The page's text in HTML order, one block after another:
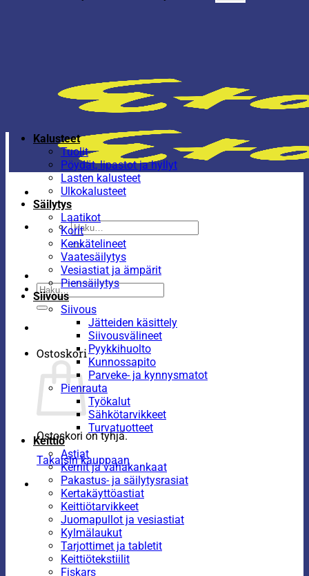
Etsi:
Etsi:
Ostoskori
Ostoskori on tyhjä.
Takaisin kauppaan
Kalusteet
Tuolit
Pöydät, lipastot ja hyllyt
Lasten kalusteet
Ulkokalusteet
Säilytys
Laatikot
Korit
Kenkätelineet
Vaatesäilytys
Vesiastiat ja ämpärit
Piensäilytys
Siivous
Siivous
Jätteiden käsittely
Siivousvälineet
Pyykkihuolto
Kunnossapito
Parveke- ja kynnysmatot
Pienrauta
Työkalut
Sähkötarvikkeet
Turvatuotteet
Keittiö
Astiat
Kernit ja vahakankaat
Pakastus- ja säilytysrasiat
Kertakäyttöastiat
Keittiötarvikkeet
Juomapullot ja vesiastiat
Kylmälaukut
Tarjottimet ja tabletit
Keittiötekstiilit
Fiskars